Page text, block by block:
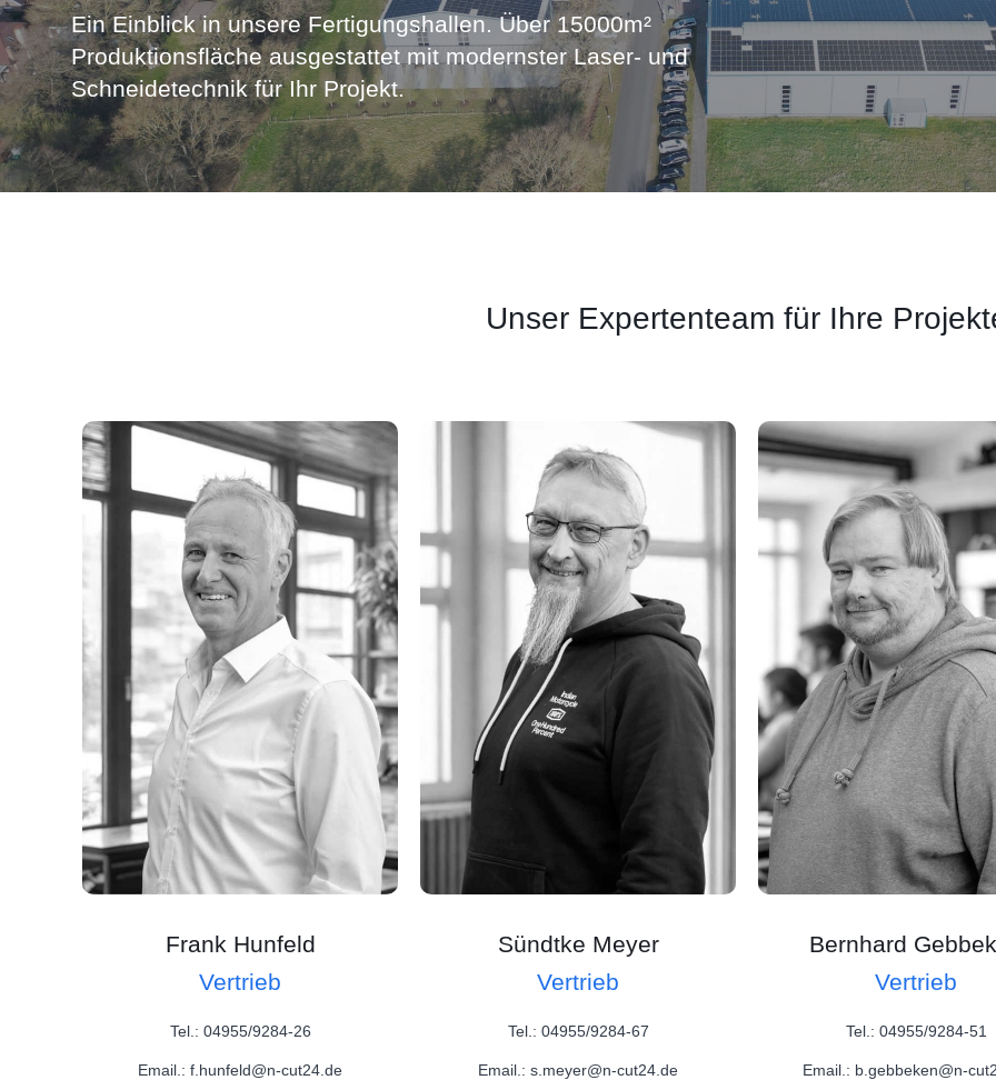
Ein Einblick in unsere Fertigungshallen. Über 15000m²
Produktionsfläche ausgestattet mit modernster Laser- und
Schneidetechnik für Ihr Projekt.
Unser Expertenteam für Ihre
Frank Hunfeld
Vertrieb
Tel.: 04955/9284-26
Email.: f.hunfeld@n-cut24.de
Sündtke Meyer
Vertrieb
Tel.: 04955/9284-67
Email.: s.meyer@n-cut24.de
Bernhard
Vertrieb
Tel.: 04955/9284-51
Email.: b.gebbeken@n-